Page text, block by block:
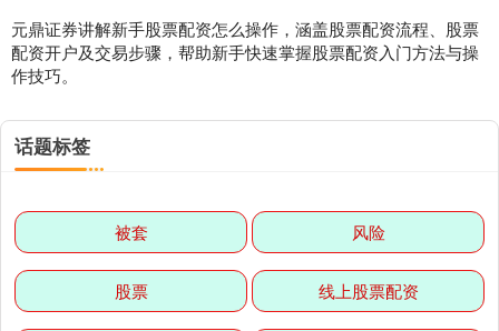
沪深300 -0.15%
元鼎证券讲解新手股票配资怎么操作，涵盖股票配资流程、股票
配资开户及交易步骤，帮助新手快速掌握股票配资入门方法与操
作技巧。
话题标签
被套 风险
股票 线上股票配资